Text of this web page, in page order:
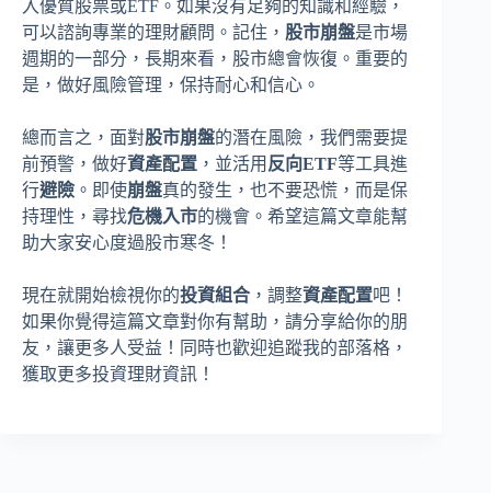
入優質股票或ETF。如果沒有足夠的知識和經驗，
可以諮詢專業的理財顧問。記住， 股市崩盤是市場
週期的一部分，長期來看，股市總會恢復。重要的
是，做好風險管理，保持耐心和信心。
總而言之，面對股市崩盤的潛在風險，我們需要提
前預警，做好資產配置 ，並活用 反向ETF等工具進
行避險 。即使崩盤真的發生，也不要恐慌，而是保
持理性，尋找危機入市的機會。希望這篇文章能幫
助大家安心度過股市寒冬！
現在就開始檢視你的投資組合 ，調整資產配置吧！
如果你覺得這篇文章對你有幫助，請分享給你的朋
友，讓更多人受益！同時也歡迎追蹤我的部落格，
獲取更多投資理財資訊！